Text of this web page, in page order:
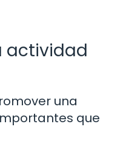
actividad
una
que